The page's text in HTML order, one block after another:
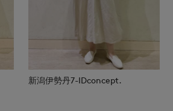
新潟伊勢丹7-IDconcept.